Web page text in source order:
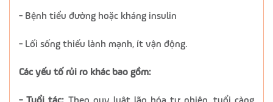
- Bệnh tiểu đường hoặc kháng insulin
- Lối sống thiếu lành mạnh, ít vận động.
Các yếu tố rủi ro khác bao gồm: